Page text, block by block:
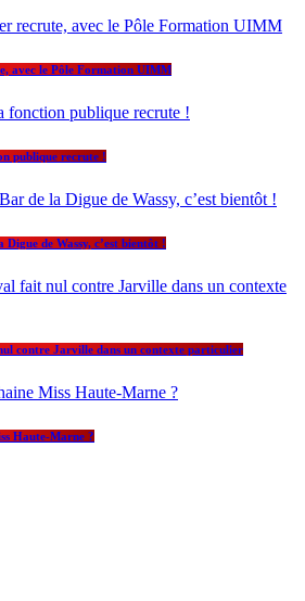
avec le Pôle Formation UIMM
publique recrute !
de Wassy, c’est bientôt !
contre Jarville dans un contexte particulier
Haute-Marne ?